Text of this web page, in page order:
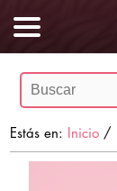
Estás en: Inicio /